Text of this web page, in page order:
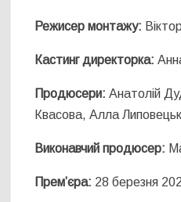
Режисер монтажу:
Кастинг директорка:
Продюсери: Анатолій
Квасова, Алла
Виконавчий продюсер:
Прем’єра: 28 березня